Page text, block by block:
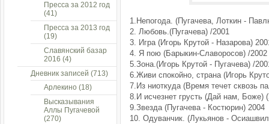
1.Непогода. (Пугачева, Лоткин -
2. Любовь.(Пугачева) /2001
3. Игра (Игорь Крутой - Назарова)
4. Я пою (Барыкин-Славоросов) /2002
5.Зона.(Игорь Крутой - Пугачева) /
6.Живи спокойно, страна (Игорь
7.Из ниоткуда (Время течет сквозь
8.И исчезнет грусть (Дай нам, Боже)
9.Звезда (Пугачева - Костюрин) 2004
10. Одуванчик. (Лукьянов -
Пресса за 2012 год
(41)
Пресса за 2013 год
(19)
Славянский базар
2016 (4)
Дневник записей (713)
Арлекино (18)
Высказывания
Аллы Пугачевой
(270)